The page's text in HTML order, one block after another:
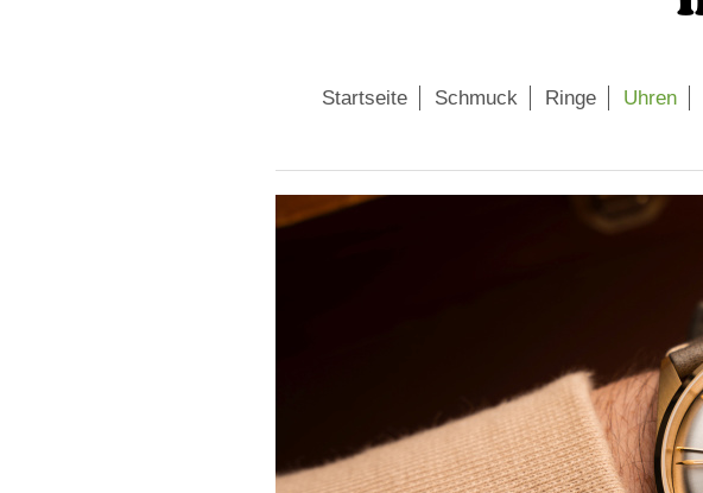
Startseite Schmuck Ringe Uhren